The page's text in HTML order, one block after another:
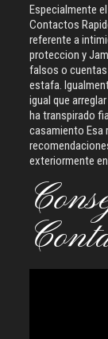
Especialmente
Contactos
referente a
proteccion y
falsos o
estafa.
igual que
ha transpirado
casamiento Esa
exteriormente